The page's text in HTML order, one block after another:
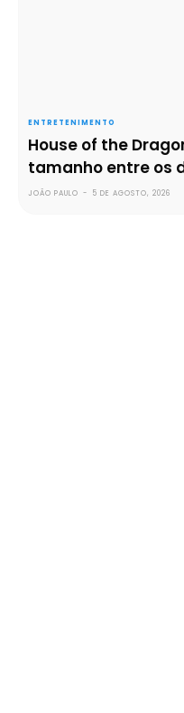
ENTRETENIMENTO
House of the
tamanho entre os
JOÃO PAULO - 5 DE AGOSTO, 2026